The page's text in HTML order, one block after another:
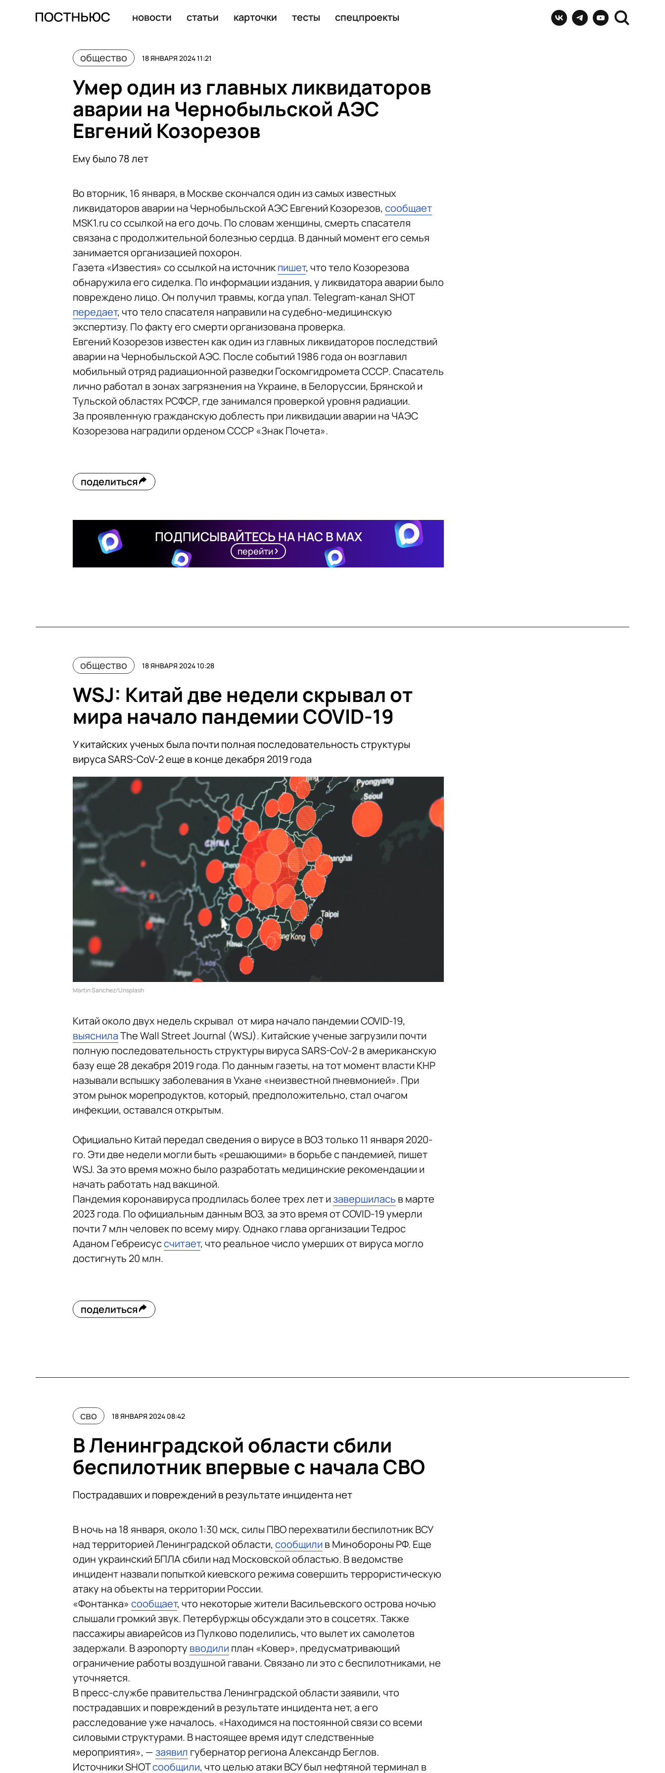
новости статьи карточки тесты спецпроекты
общество 18 ЯНВАРЯ 2024 11:21
Умер один из главных ликвидаторов
аварии на Чернобыльской АЭС
Евгений Козорезов
Ему было 78 лет
Во вторник, 16 января, в Москве скончался один из самых известных
ликвидаторов аварии на Чернобыльской АЭС Евгений Козорезов, сообщает
MSK1.ru со ссылкой на его дочь. По словам женщины, смерть спасателя
связана с продолжительной болезнью сердца. В данный момент его семья
занимается организацией похорон.
Газета «Известия» со ссылкой на источникпишет, что тело Козорезова
обнаружила его сиделка. По информации издания, у ликвидатора аварии было
повреждено лицо. Он получил травмы, когда упал. Telegram-канал SHOT
передает, что тело спасателя направили на судебно-медицинскую
экспертизу. По факту его смерти организована проверка.
Евгений Козорезов известен как один из главных ликвидаторов последствий
аварии на Чернобыльской АЭС. После событий 1986 года он возглавил
мобильный отряд радиационной разведки Госкомгидромета СССР. Спасатель
лично работал в зонах загрязнения на Украине, в Белоруссии, Брянской и
Тульской областях РСФСР, где занимался проверкой уровня радиации.
За проявленную гражданскую доблесть при ликвидации аварии на ЧАЭС
Козорезова наградили орденом СССР «Знак Почета».
поделиться
ПОДПИСЫВАЙТЕСЬ НА НАС В MAX
перейти
общество 18 ЯНВАРЯ 2024 10:28
WSJ: Китай две недели скрывал от
мира начало пандемии COVID-19
У китайских ученых была почти полная последовательность структуры
вируса SARS-CoV-2 еще в конце декабря 2019 года
Martin Sanchez/Unsplash
Китай около двух недель скрывал от мира начало пандемии COVID-19,
выяснилаThe Wall Street Journal (WSJ). Китайские ученые загрузили почти
полную последовательность структуры вируса SARS-CoV-2 в американскую
базу еще 28 декабря 2019 года. По данным газеты, на тот момент власти КНР
называли вспышку заболевания в Ухане «неизвестной пневмонией». При
этом рынок морепродуктов, который, предположительно, стал очагом
инфекции, оставался открытым.
Официально Китай передал сведения о вирусе в ВОЗ только 11 января 2020-
го. Эти две недели могли быть «решающими» в борьбе с пандемией, пишет
WSJ. За это время можно было разработать медицинские рекомендации и
начать работать над вакциной.
Пандемия коронавируса продлилась более трех лет изавершилась в марте
2023 года. По официальным данным ВОЗ, за это время от COVID-19 умерли
почти 7 млн человек по всему миру. Однако глава организации Тедрос
Аданом Гебреисуссчитает, что реальное число умерших от вируса могло
достигнуть 20 млн.
поделиться
сво 18 ЯНВАРЯ 2024 08:42
В Ленинградской области сбили
беспилотник впервые с начала СВО
Пострадавших и повреждений в результате инцидента нет
В ночь на 18 января, около 1:30 мск, силы ПВО перехватили беспилотник ВСУ
над территорией Ленинградской области, сообщили в Минобороны РФ. Еще
один украинский БПЛА сбили над Московской областью. В ведомстве
инцидент назвали попыткой киевского режима совершить террористическую
атаку на объекты на территории России.
«Фонтанка» сообщает, что некоторые жители Васильевского острова ночью
слышали громкий звук. Петербуржцы обсуждали это в соцсетях. Также
пассажиры авиарейсов из Пулково поделились, что вылет их самолетов
задержали. В аэропорту вводили план «Ковер», предусматривающий
ограничение работы воздушной гавани. Связано ли это с беспилотниками, не
уточняется.
В пресс-службе правительства Ленинградской области заявили, что
пострадавших и повреждений в результате инцидента нет, а его
расследование уже началось. «Находимся на постоянной связи со всеми
силовыми структурами. В настоящее время идут следственные
мероприятия», —заявил губернатор региона Александр Беглов.
Источники SHOTсообщили, что целью атаки ВСУ был нефтяной терминал в